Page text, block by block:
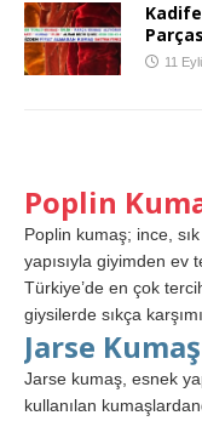
11
Poplin
Poplin kumaş; ince,
yapısıyla giyimden ev
Türkiye’de en çok
giysilerde sıkça
Jarse
Jarse kumaş, esnek
kullanılan